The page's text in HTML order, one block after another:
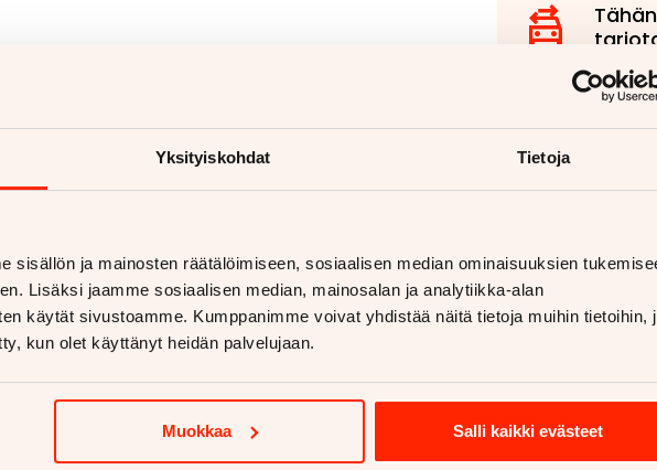
Yksityiskohdat Tietoja
sisällön ja mainosten räätälöimiseen, sosiaalisen median ominaisuuksien
Lisäksi jaamme sosiaalisen median, mainosalan ja analytiikka-alan
käytät sivustoamme. Kumppanimme voivat yhdistää näitä tietoja muihin tietoihin,
kun olet käyttänyt heidän palvelujaan.
Muokkaa Salli kaikki evästeet